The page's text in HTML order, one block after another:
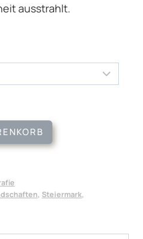
ausstrahlt.
, Steiermark,